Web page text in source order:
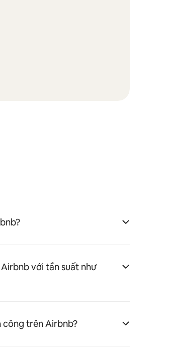
với tần suất như
công trên Airbnb?